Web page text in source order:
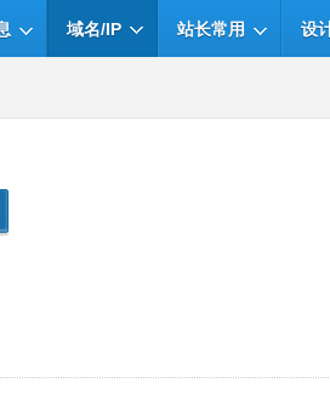
域名/IP 站长常用 设